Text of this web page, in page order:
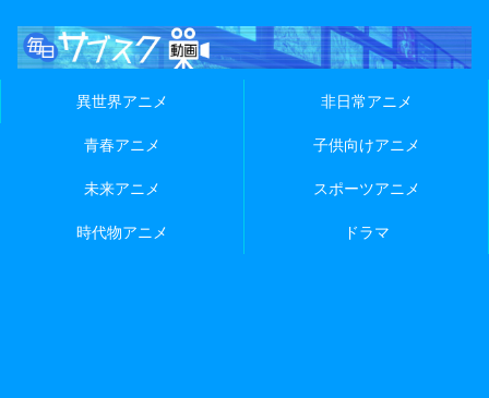
異世界アニメ 非日常アニメ
青春アニメ 子供向けアニメ
未来アニメ スポーツアニメ
時代物アニメ ドラマ